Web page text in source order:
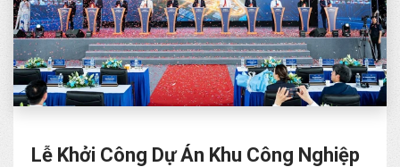
Lễ Khởi Công Dự Án Khu Công Nghiệp